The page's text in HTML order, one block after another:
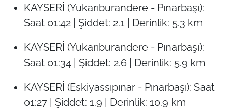
KAYSERİ (Yukarıburandere - Pınarbaşı):
Saat 01:42 | Şiddet: 2.1 | Derinlik: 5.3 km
KAYSERİ (Yukarıburandere - Pınarbaşı):
Saat 01:34 | Şiddet: 2.6 | Derinlik: 5.9 km
KAYSERİ (Eskiyassıpınar - Pınarbaşı): Saat
01:27 | Şiddet: 1.9 | Derinlik: 10.9 km